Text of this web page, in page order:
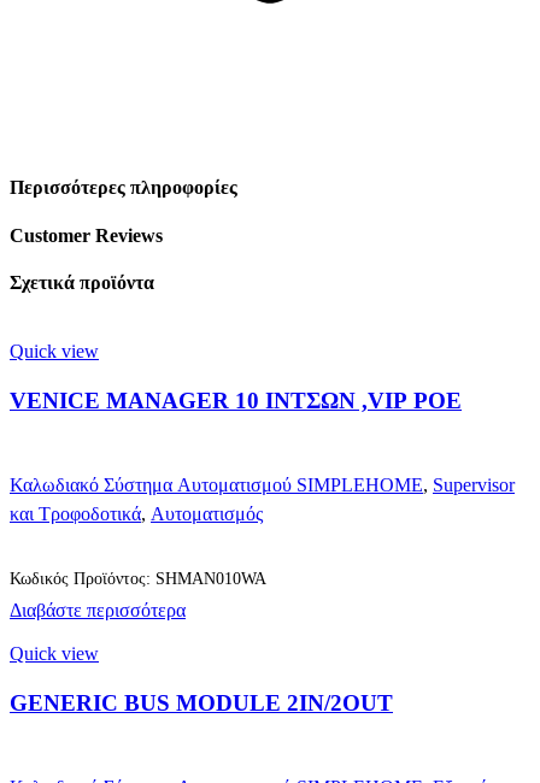
Περισσότερες πληροφορίες
Customer Reviews
Σχετικά προϊόντα
Quick view
VENICE MANAGER 10 ΙΝΤΣΩΝ ,VIP POE
Καλωδιακό Σύστημα Αυτοματισμού SIMPLEHOME, Supervisor
και Τροφοδοτικά, Αυτοματισμός
Διαβάστε περισσότερα
Κωδικός Προϊόντος: SHMAN010WA
Quick view
GENERIC BUS MODULE 2IN/2OUT